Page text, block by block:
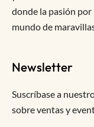
donde la pasión por
mundo de
Newsletter
Suscríbase a
sobre ventas y